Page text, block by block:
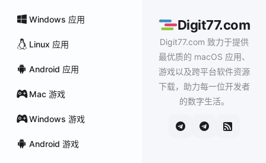
Windows 应用
Linux 应用
Android 应用
Mac 游戏
Windows 游戏
Android 游戏
Digit77.com
Digit77.com 致力于提供
最优质的 macOS 应用、
游戏以及跨平台软件资源
下载，助力每一位开发者
的数字生活。